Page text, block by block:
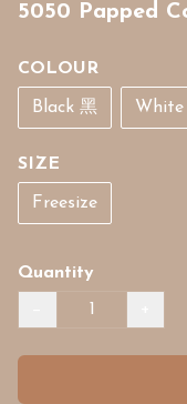
5050 Papped
COLOUR
Black 黑 White
SIZE
Freesize
Quantity